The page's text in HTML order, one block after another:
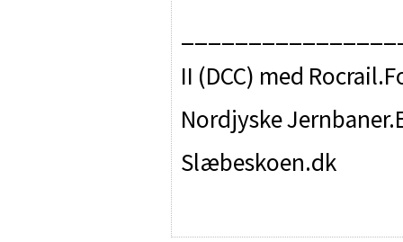
II (DCC) med
Nordjyske
Slæbeskoen.dk